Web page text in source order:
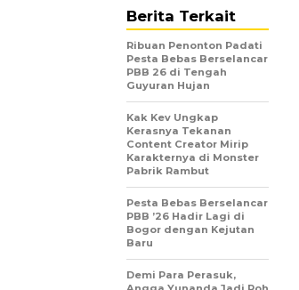
Berita Terkait
Ribuan Penonton Padati
Pesta Bebas Berselancar
PBB 26 di Tengah
Guyuran Hujan
Kak Kev Ungkap
Kerasnya Tekanan
Content Creator Mirip
Karakternya di Monster
Pabrik Rambut
Pesta Bebas Berselancar
PBB ’26 Hadir Lagi di
Bogor dengan Kejutan
Baru
Demi Para Perasuk,